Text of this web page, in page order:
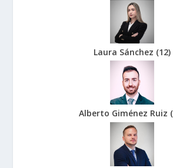
Laura Sánchez (12)
Alberto Giménez Ruiz (